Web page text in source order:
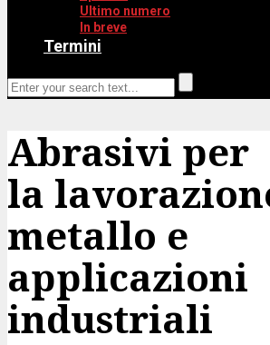
Ultimo numero
In breve
Termini
Abrasivi per
la
metallo e
applicazioni
industriali